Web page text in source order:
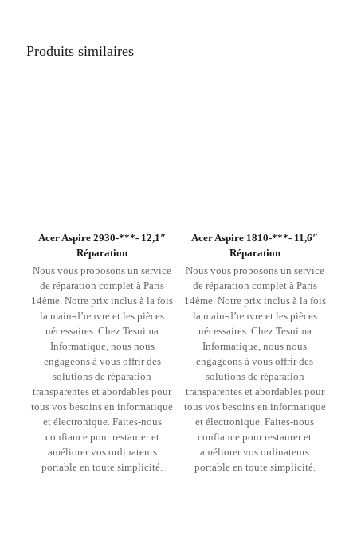
Produits similaires
Acer Aspire 2930-***- 12,1″
Réparation
Nous vous proposons un service
de réparation complet à Paris
14ème. Notre prix inclus à la fois
la main-d’œuvre et les pièces
nécessaires. Chez Tesnima
Informatique, nous nous
engageons à vous offrir des
solutions de réparation
transparentes et abordables pour
tous vos besoins en informatique
et électronique. Faites-nous
confiance pour restaurer et
améliorer vos ordinateurs
portable en toute simplicité.
Acer Aspire 1810-***- 11,6″
Réparation
Nous vous proposons un service
de réparation complet à Paris
14ème. Notre prix inclus à la fois
la main-d’œuvre et les pièces
nécessaires. Chez Tesnima
Informatique, nous nous
engageons à vous offrir des
solutions de réparation
transparentes et abordables pour
tous vos besoins en informatique
et électronique. Faites-nous
confiance pour restaurer et
améliorer vos ordinateurs
portable en toute simplicité.